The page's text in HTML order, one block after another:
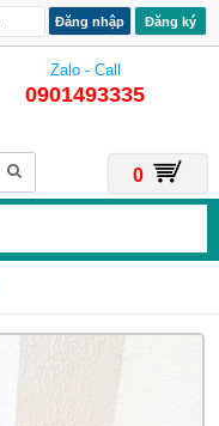
Đăng ký
Zalo - Call
0901493335
0